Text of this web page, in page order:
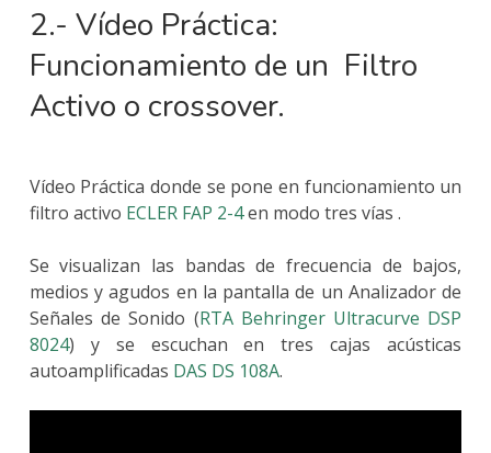
2.- Vídeo Práctica:
Funcionamiento de un Filtro
Activo o crossover.
Vídeo Práctica donde se pone en funcionamiento un
filtro activo ECLER FAP 2-4en modo tres vías .
Se visualizan las bandas de frecuencia de bajos,
medios y agudos en la pantalla de un Analizador de
Señales de Sonido (RTA Behringer Ultracurve DSP
8024) y se escuchan en tres cajas acústicas
autoamplificadas DAS DS 108A.